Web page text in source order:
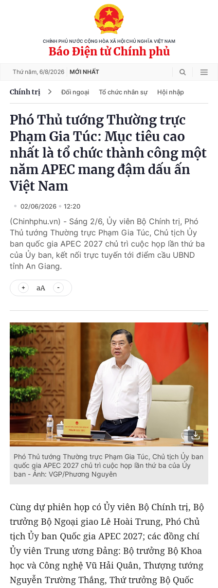
CHÍNH PHỦ NƯỚC CỘNG HÒA XÃ HỘI CHỦ NGHĨA VIỆT NAM
Báo Điện tử Chính phủ
Thứ năm, 6/8/2026 MỚI NHẤT
Chính trị Đối ngoại Tổ chức nhân sự Hội nhập
Phó Thủ tướng Thường trực
Phạm Gia Túc: Mục tiêu cao
nhất là tổ chức thành công một
năm APEC mang đậm dấu ấn
Việt Nam
02/06/2026 12:20
(Chinhphu.vn) - Sáng 2/6, Ủy viên Bộ Chính trị, Phó
Thủ tướng Thường trực Phạm Gia Túc, Chủ tịch Ủy
ban quốc gia APEC 2027 chủ trì cuộc họp lần thứ ba
của Ủy ban, kết nối trực tuyến tới điểm cầu UBND
tỉnh An Giang.
aA
Phó Thủ tướng Thường trực Phạm Gia Túc, Chủ tịch Ủy ban
quốc gia APEC 2027 chủ trì cuộc họp lần thứ ba của Ủy
ban - Ảnh: VGP/Phương Nguyên
Cùng dự phiên họp có Ủy viên Bộ Chính trị, Bộ
trưởng Bộ Ngoại giao Lê Hoài Trung, Phó Chủ
tịch Ủy ban Quốc gia APEC 2027; các đồng chí
Ủy viên Trung ương Đảng: Bộ trưởng Bộ Khoa
học và Công nghệ Vũ Hải Quân, Thượng tướng
Nguyễn Trường Thắng, Thứ trưởng Bộ Quốc